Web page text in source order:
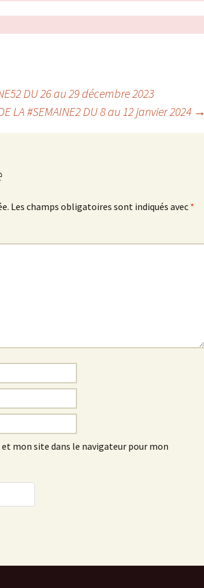
DU 26 au 29 décembre 2023
LA #SEMAINE2 DU 8 au 12 janvier 2024 →
Les champs obligatoires sont indiqués avec *
mon site dans le navigateur pour mon